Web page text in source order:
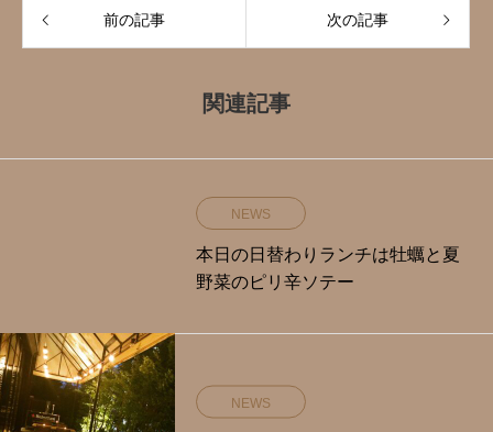
前の記事 次の記事
関連記事
NEWS
本日の日替わりランチは牡蠣と夏
野菜のピリ辛ソテー
NEWS